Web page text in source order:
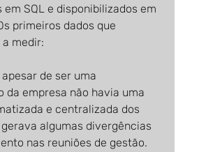
em SQL e disponibilizados em
primeiros dados que
medir:
de ser uma
da empresa não havia uma
e centralizada dos
algumas divergências
nas reuniões de gestão.